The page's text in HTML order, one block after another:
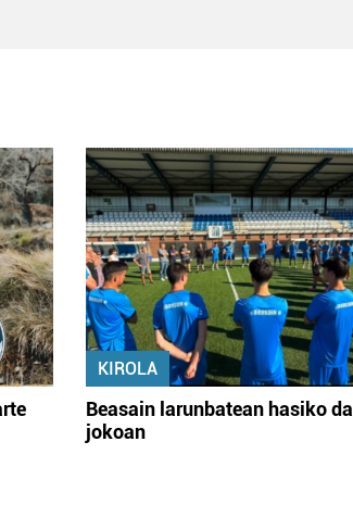
KIROLA
Beasain larunbatean hasiko da
jokoan